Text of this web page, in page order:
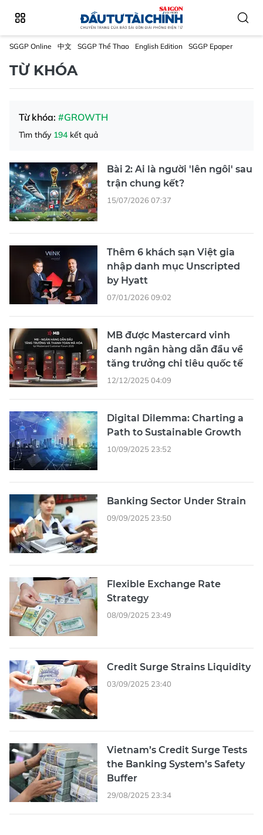
SGGP Online 中文 SGGP Thể Thao English Edition SGGP Epaper
TỪ KHÓA
Từ khóa: #GROWTH
Tìm thấy 194 kết quả
Bài 2: Ai là người 'lên ngôi' sau
trận chung kết?
15/07/2026 07:37
Thêm 6 khách sạn Việt gia
nhập danh mục Unscripted
by Hyatt
07/01/2026 09:02
MB được Mastercard vinh
danh ngân hàng dẫn đầu về
tăng trưởng chi tiêu quốc tế
12/12/2025 04:09
Digital Dilemma: Charting a
Path to Sustainable Growth
10/09/2025 23:52
Banking Sector Under Strain
09/09/2025 23:50
Flexible Exchange Rate
Strategy
08/09/2025 23:49
Credit Surge Strains Liquidity
03/09/2025 23:40
Vietnam’s Credit Surge Tests
the Banking System’s Safety
Buffer
29/08/2025 23:34